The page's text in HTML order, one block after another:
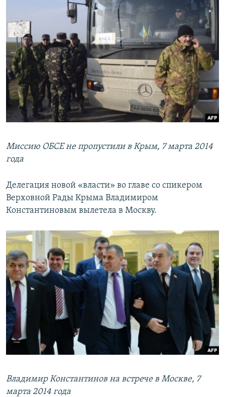
Миссию ОБСЕ не пропустили в Крым, 7 марта 2014
года
Делегация новой «власти» во главе со спикером
Верховной Рады Крыма Владимиром
Константиновым вылетела в Москву.
Владимир Константинов на встрече в Москве, 7
марта 2014 года